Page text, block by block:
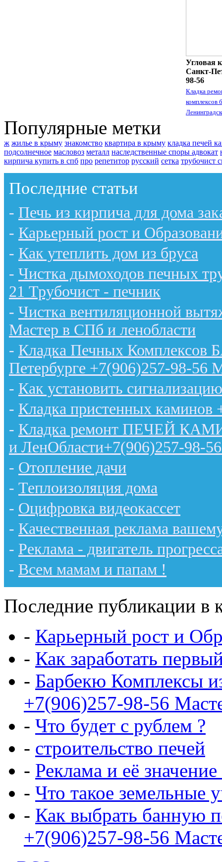
Угловая
Санкт-
98-56
Кладка
комплексов
Популярные метки
ж жилье в крыму знакомство квартира в крыму кладка печей
подсолнечное масловоз металл наследственные споры адвокат
кирпича купить в спб про репетитор русский сетка трубочист
Последние статьи
- Печь из кирпича для дома
- Карьерный рост и
- Как утеплить дом из бруса
- Чистка дымоходов печных
21 Трубочист - печник
- Чистка вентиляционной
Мастер в СПб и ленобласти
- Кладка Печных Комплексов
Петербурге +7(906)257-98-56
- Как установить
- Кладка пристенных каминов
- Кладка ремонт ПЕЧЕЙ
и ЛенОбласти+7(906)257-98-
- Отопление дачи
- Теплоизоляция дома
- Оцифровка видеокассет
- Качественная реклама
- Реклама - двигатель
- Всем мамам и папам !
Последние публикации в
- Карьерный рост и
- Как заработать
- Барбекю Комплексы
+7(906)257-98-56
- Что будет с рублем ?
- строительство печей
- Реклама и её
- Что такое земельные
- Как выбрать банную
+7(906)257-98-56